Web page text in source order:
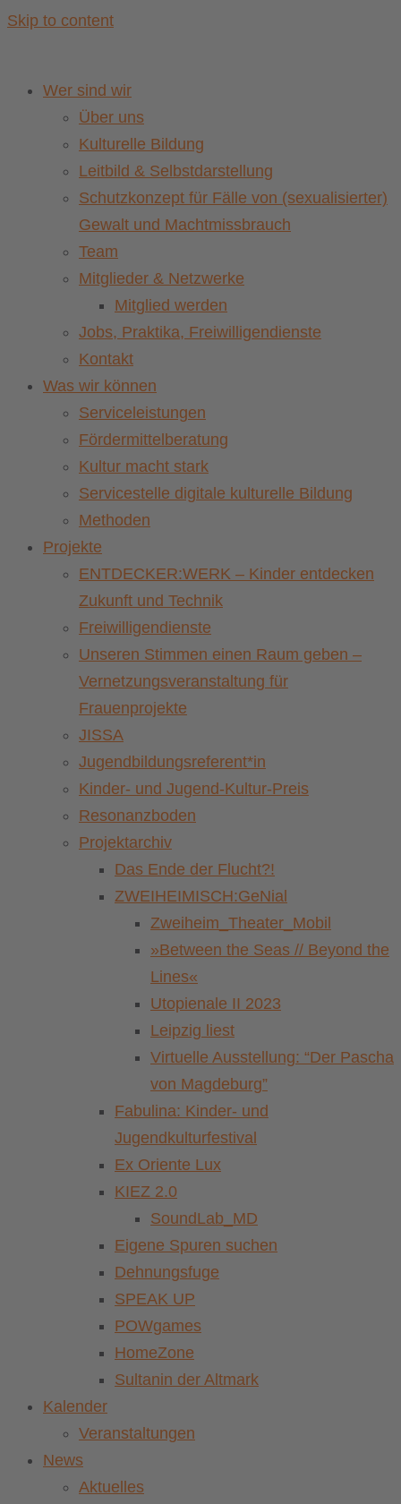
Skip to content
Wer sind wir
Über uns
Kulturelle Bildung
Leitbild & Selbstdarstellung
Schutzkonzept für Fälle von (sexualisierter)
Gewalt und Machtmissbrauch
Team
Mitglieder & Netzwerke
Mitglied werden
Jobs, Praktika, Freiwilligendienste
Kontakt
Was wir können
Serviceleistungen
Fördermittelberatung
Kultur macht stark
Servicestelle digitale kulturelle Bildung
Methoden
Projekte
ENTDECKER:WERK – Kinder entdecken
Zukunft und Technik
Freiwilligendienste
Unseren Stimmen einen Raum geben –
Vernetzungsveranstaltung für
Frauenprojekte
JISSA
Jugendbildungsreferent*in
Kinder- und Jugend-Kultur-Preis
Resonanzboden
Projektarchiv
Das Ende der Flucht?!
ZWEIHEIMISCH:GeNial
Zweiheim_Theater_Mobil
»Between the Seas // Beyond the
Lines«
Utopienale II 2023
Leipzig liest
Virtuelle Ausstellung: “Der Pascha
von Magdeburg”
Fabulina: Kinder- und
Jugendkulturfestival
Ex Oriente Lux
KIEZ 2.0
SoundLab_MD
Eigene Spuren suchen
Dehnungsfuge
SPEAK UP
POWgames
HomeZone
Sultanin der Altmark
Kalender
Veranstaltungen
News
Aktuelles